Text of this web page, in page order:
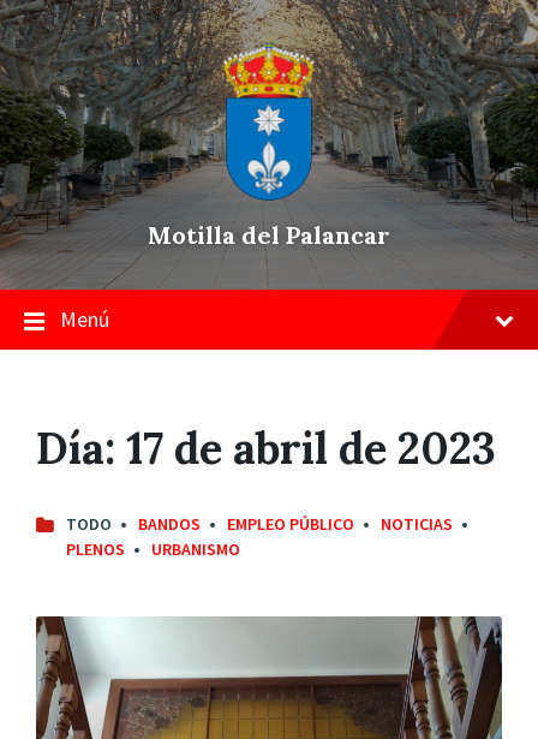
Skip
to
content
Saltar
a
la
navegación
principal
Saltar
a
pie
de
página
Motilla del Palancar
Menú
Día: 17 de abril de 2023
TODO BANDOS EMPLEO PÚBLICO
NOTICIAS
PLENOS
URBANISMO
Leer
más